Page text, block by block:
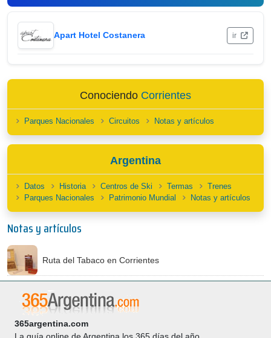
Apart Hotel Costanera ir
Conociendo Corrientes
Parques Nacionales Circuitos Notas y artículos
Argentina
Datos Historia Centros de Ski Termas
Trenes
Parques Nacionales
Patrimonio Mundial Notas y artículos
Notas y artículos
Ruta del Tabaco en Corrientes
365argentina.com